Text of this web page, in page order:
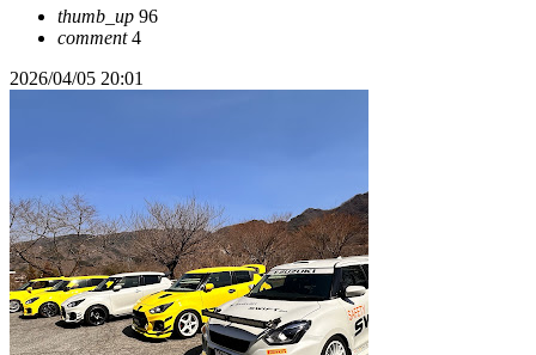
thumb_up 96
comment4
2026/04/05 20:01